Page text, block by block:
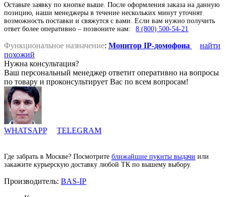
Оставьте заявку по кнопке выше. После оформления заказа на данную
позицию, наши менеджеры в течение нескольких минут уточнят
возможность поставки и свяжутся с вами. Если вам нужно получить
ответ более оперативно – позвоните нам:
8 (800) 500-54-21
Функциональное назначение: Монитор IP-домофона
найти
похожий
Нужна консультация?
Ваш персональный менеджер ответит оперативно на вопросы
по товару и проконсультирует Вас по всем вопросам!
WHATSAPP TELEGRAM
Где забрать в Москве? Посмотрите ближайшие пукнты выдачи или
закажите курьерскую доставку любой ТК по вышему выбору.
Производитель: BAS-IP